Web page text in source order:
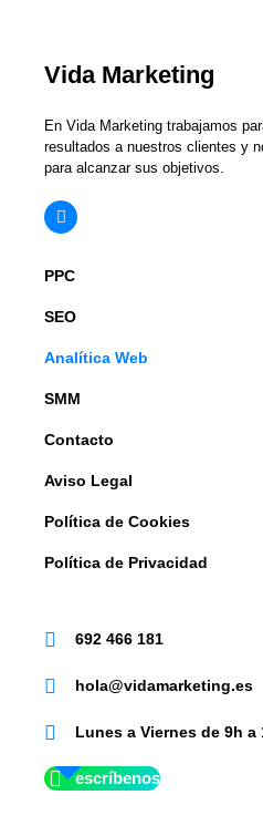
Vida Marketing
En Vida Marketing trabajamos
resultados a nuestros clientes y
para alcanzar sus objetivos.
PPC
SEO
Analítica Web
SMM
Contacto
Aviso Legal
Política de Cookies
Política de Privacidad
692 466 181
hola@vidamarketing.es
Lunes a Viernes de 9h a
escríbenos